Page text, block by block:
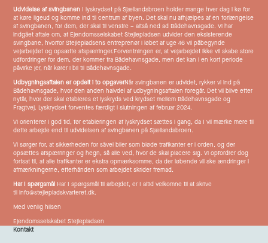
Udvidelse af svingbanen I lyskrydset på Sjællandsbroen holder mange hver dag i kø for
at køre ligeud og komme ind til centrum af byen. Det skal nu afhjælpes af en forlængelse
af svingbanen, for dem, der skal til venstre – altså ned ad Bådehavnsgade. Vi har
indgået aftale om, at Ejendomsselskabet Stejlepladsen udvider den eksisterende
svingbane, hvorfor Stejlepladsens entreprenør i løbet af uge 46 vil påbegynde
vejarbejdet og opsætte afspærringer.Forventningen er, at vejarbejdet ikke vil skabe store
udfordringer for dem, der kommer fra Bådehavnsgade, men det kan i en kort periode
påvirke jer, når kører i bil til Bådehavnsgade.
Udbygningsaftalen er opdelt i to opgaverNår svingbanen er udvidet, rykker vi ind på
Bådehavnsgade, hvor den anden halvdel af udbygningsaftalen foregår. Det vil blive efter
nytår, hvor der skal etableres et lyskryds ved krydset mellem Bådehavnsgade og
Fragtvej. Lyskrydset forventes færdigt i slutningen af februar 2024.
Vi orienterer i god tid, før etableringen af lyskrydset sættes i gang, da I vil mærke mere til
dette arbejde end til udvidelsen af svingbanen på Sjællandsbroen.
Vi sørger for, at sikkerheden for såvel biler som bløde trafikanter er i orden, og der
opsættes afspærringer og hegn, så alle ved, hvor de skal placere sig. Vi opfordrer dog
fortsat til, at alle trafikanter er ekstra opmærksomme, da der løbende vil ske ændringer i
afmærkningerne, efterhånden som arbejdet skrider fremad.
Har I spørgsmål Har I spørgsmål til arbejdet, er I altid velkomne til at skrive
tilinfo@stejlepladskvarteret.dk.
Med venlig hilsen
Ejendomsselskabet Stejlepladsen
Kontakt